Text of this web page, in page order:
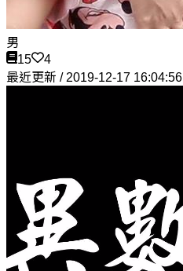
男
15
4
最近更新 / 2019-12-17 16:04:56